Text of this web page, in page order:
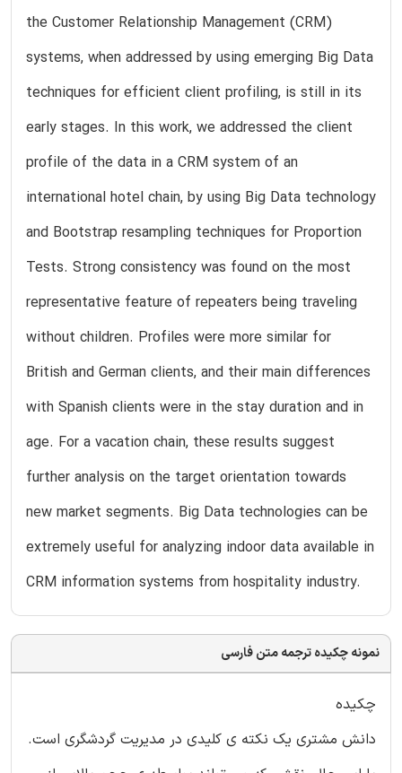
the Customer Relationship Management (CRM)
systems, when addressed by using emerging Big Data
techniques for efficient client profiling, is still in its
early stages. In this work, we addressed the client
profile of the data in a CRM system of an
international hotel chain, by using Big Data technology
and Bootstrap resampling techniques for Proportion
Tests. Strong consistency was found on the most
representative feature of repeaters being traveling
without children. Profiles were more similar for
British and German clients, and their main differences
with Spanish clients were in the stay duration and in
age. For a vacation chain, these results suggest
further analysis on the target orientation towards
new market segments. Big Data technologies can be
extremely useful for analyzing indoor data available in
CRM information systems from hospitality industry.
نمونه چکیده ترجمه متن فارسی
چکیده
دانش مشتری یک نکته ی کلیدی در مدیریت گردشگری است.